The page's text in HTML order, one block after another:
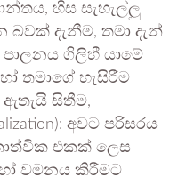
හිස සැහැල්ලු
දැනීම, තමා දැන්
ගිලිහී යාමේ
තමාගේ හැසිරීම
සිතීම,
අවට පරිසරය
එකක් ලෙස
වමනය කිරීමට